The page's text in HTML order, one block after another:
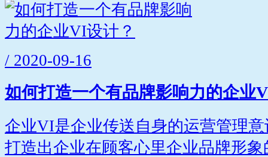
/ 2020-09-16
如何打造一个有品牌影响力的企业
企业VI是企业传送自身的运营管理
打造出企业在顾客心里企业品牌形